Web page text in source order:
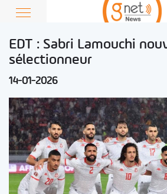
EDT : Sabri Lamouchi
sélectionneur
14-01-2026